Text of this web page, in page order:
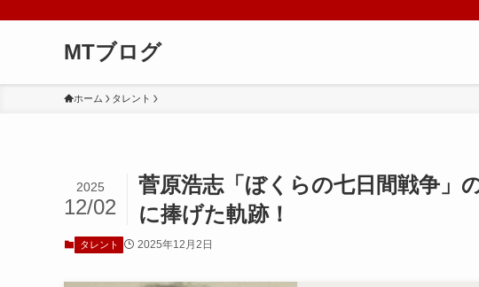
MTブログ
ホーム タレント
菅原浩志「ぼくらの七日間戦争」
に捧げた軌跡！
2025
12/02
タレント 2025年12月2日